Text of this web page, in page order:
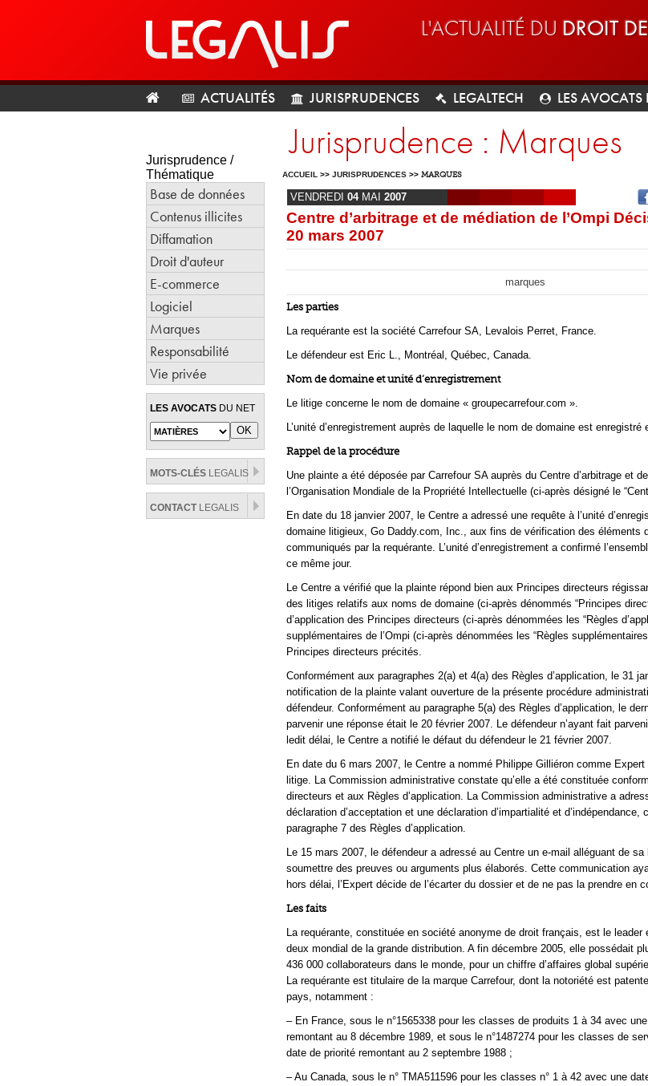
L'ACTUALITÉ DU DROIT
ACTUALITÉS JURISPRUDENCES LEGALTECH LES AVOCATS
Jurisprudence /
Thématique
Base de données
Contenus illicites
Diffamation
Droit d'auteur
E-commerce
Logiciel
Marques
Responsabilité
Vie privée
LES AVOCATS DU NET
MOTS-CLÉS LEGALIS
CONTACTLEGALIS
Jurisprudence : Marques
ACCUEIL >> JURISPRUDENCES >> MARQUES
VENDREDI 04MAI 2007
Centre d’arbitrage et de médiation de l’Ompi
20 mars 2007
marques
Les parties
La requérante est la société Carrefour SA, Levalois Perret, France.
Le défendeur est Eric L., Montréal, Québec, Canada.
Nom de domaine et unité d’enregistrement
Le litige concerne le nom de domaine « groupecarrefour.com ».
L’unité d’enregistrement auprès de laquelle le nom de domaine est
Rappel de la procédure
Une plainte a été déposée par Carrefour SA auprès du Centre d’arbitrage et
l’Organisation Mondiale de la Propriété Intellectuelle (ci-après désigné le
En date du 18 janvier 2007, le Centre a adressé une requête à l’unité
domaine litigieux, Go Daddy.com, Inc., aux fins de vérification des éléments
communiqués par la requérante. L’unité d’enregistrement a confirmé
ce même jour.
Le Centre a vérifié que la plainte répond bien aux Principes directeurs
des litiges relatifs aux noms de domaine (ci-après dénommés “Principes
d’application des Principes directeurs (ci-après dénommées les “Règles
supplémentaires de l’Ompi (ci-après dénommées les “Règles
Principes directeurs précités.
Conformément aux paragraphes 2(a) et 4(a) des Règles d’application, le 31
notification de la plainte valant ouverture de la présente procédure
défendeur. Conformément au paragraphe 5(a) des Règles d’application, le
parvenir une réponse était le 20 février 2007. Le défendeur n’ayant fait
ledit délai, le Centre a notifié le défaut du défendeur le 21 février 2007.
En date du 6 mars 2007, le Centre a nommé Philippe Gilliéron comme
litige. La Commission administrative constate qu’elle a été constituée
directeurs et aux Règles d’application. La Commission administrative a
déclaration d’acceptation et une déclaration d’impartialité et d’indépendance,
paragraphe 7 des Règles d’application.
Le 15 mars 2007, le défendeur a adressé au Centre un e-mail alléguant de
soumettre des preuves ou arguments plus élaborés. Cette communication
hors délai, l’Expert décide de l’écarter du dossier et de ne pas la prendre en
Les faits
La requérante, constituée en société anonyme de droit français, est le leader
deux mondial de la grande distribution. A fin décembre 2005, elle possédait
436 000 collaborateurs dans le monde, pour un chiffre d’affaires global
La requérante est titulaire de la marque Carrefour, dont la notoriété est
pays, notamment :
– En France, sous le n°1565338 pour les classes de produits 1 à 34 avec
remontant au 8 décembre 1989, et sous le n°1487274 pour les classes de
date de priorité remontant au 2 septembre 1988 ;
– Au Canada, sous le n° TMA511596 pour les classes n° 1 à 42 avec une